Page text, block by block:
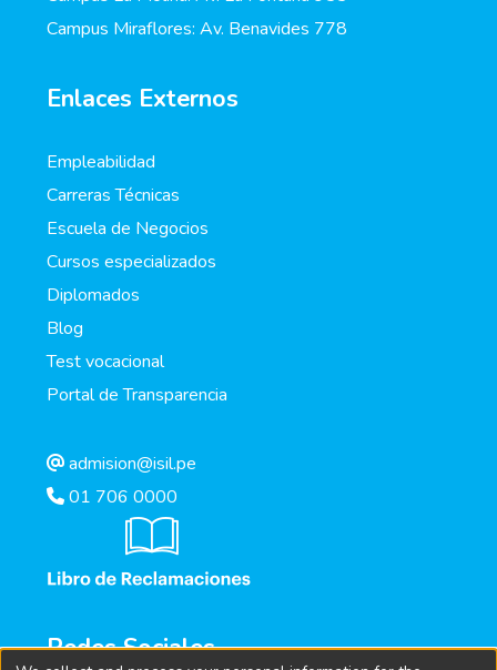
Campus Miraflores: Av. Benavides 778
Enlaces Externos
Empleabilidad
Carreras Técnicas
Escuela de Negocios
Cursos especializados
Diplomados
Blog
Test vocacional
Portal de Transparencia
admision@isil.pe
01 706 0000
Redes Sociales